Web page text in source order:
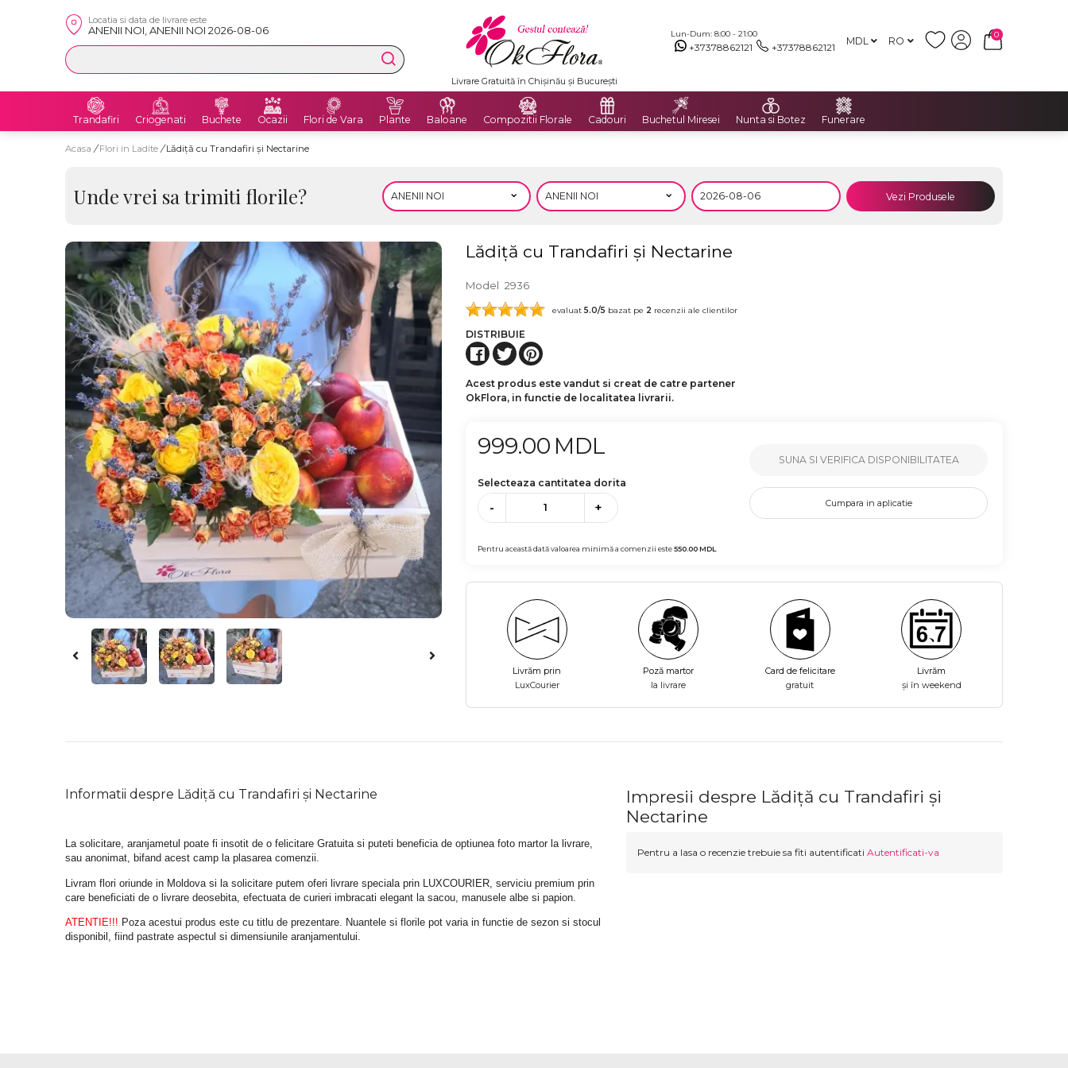
Locatia si data de livrare este
ANENII NOI, ANENII NOI 2026-08-06 Lun-Dum: 8:00 - 21:00
+37378862121 +37378862121 MDL RO
0
Livrare Gratuită în Chișinău și București
Trandafiri Criogenati Buchete Ocazii Flori de Vara Plante Baloane Compozitii Florale Cadouri Buchetul Miresei Nunta si Botez Funerare
Acasa / Flori in Ladite / Lădiță cu Trandafiri și Nectarine
Unde vrei sa trimiti florile? Vezi Produsele
Lădiță cu Trandafiri și Nectarine
Model 2936
evaluat5.0/5 bazat pe 2 recenzii ale clientilor
DISTRIBUIE
Acest produs este vandut si creat de catre partener
OkFlora, in functie de localitatea livrarii.
999.00 MDL
Selecteaza cantitatea dorita
- +
Pentru această dată valoarea minimă a comenzii este550.00MDL
SUNA SI VERIFICA DISPONIBILITATEA
Cumpara in aplicatie
Livrăm prin
LuxCourier
Poză martor
la livrare
Card de felicitare
gratuit
Livrăm
și în weekend
Informatii despre Lădiță cu Trandafiri și Nectarine
La solicitare, aranjametul poate fi insotit de o felicitare Gratuita si puteti beneficia de optiunea foto martor la livrare,
sau anonimat, bifand acest camp la plasarea comenzii.
Livram flori oriunde in Moldova si la solicitare putem oferi livrare speciala prin LUXCOURIER, serviciu premium prin
care beneficiati de o livrare deosebita, efectuata de curieri imbracati elegant la sacou, manusele albe si papion.
ATENTIE!!! Poza acestui produs este cu titlu de prezentare. Nuantele si florile pot varia in functie de sezon si stocul
disponibil, fiind pastrate aspectul si dimensiunile aranjamentului.
Impresii despre Lădiță cu Trandafiri și
Nectarine
Pentru a lasa o recenzie trebuie sa fiti autentificati Autentificati-va